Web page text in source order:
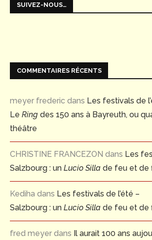
SUIVEZ-NOUS…
COMMENTAIRES RÉCENTS
meyer frederic dans Les festivals de
Le Ring des 150 ans à Bayreuth, ou
théâtre
CHRISTINE FRANCEZON dans Les
Salzbourg : un Lucio Silla de feu et de
Kediha dans Les festivals de l’été –
Salzbourg : un Lucio Silla de feu et de
fred meyer dans Il aurait 100 ans